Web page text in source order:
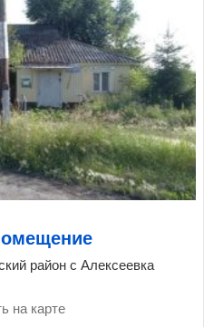
район с Алексеевка
на карте